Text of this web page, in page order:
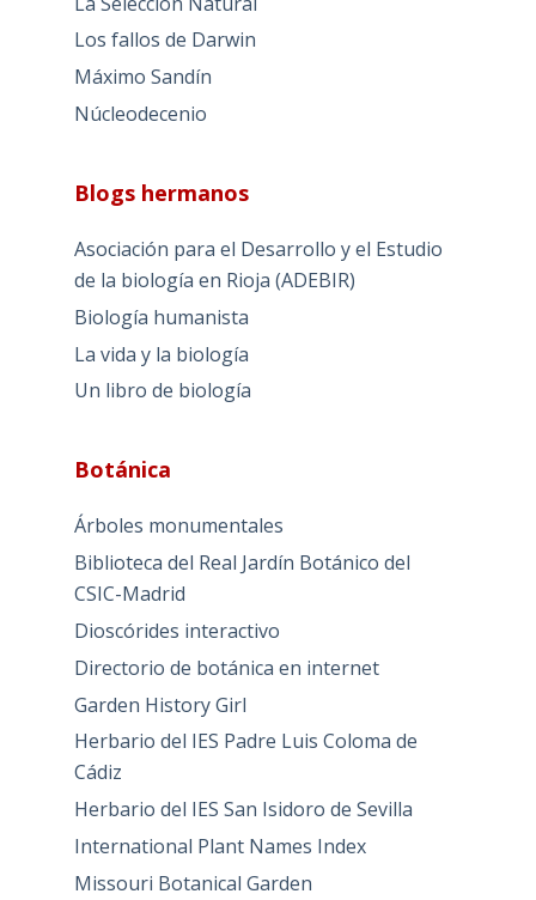
Los fallos de Darwin
Máximo Sandín
Núcleodecenio
Blogs hermanos
Asociación para el Desarrollo y el Estudio
de la biología en Rioja (ADEBIR)
Biología humanista
La vida y la biología
Un libro de biología
Botánica
Árboles monumentales
Biblioteca del Real Jardín Botánico del
CSIC-Madrid
Dioscórides interactivo
Directorio de botánica en internet
Garden History Girl
Herbario del IES Padre Luis Coloma de
Cádiz
Herbario del IES San Isidoro de Sevilla
International Plant Names Index
Missouri Botanical Garden